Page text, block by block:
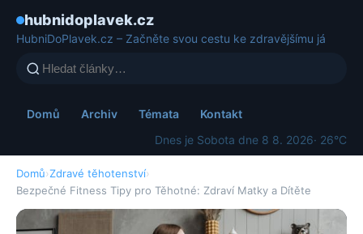
hubnidoplavek.cz
HubniDoPlavek.cz – Začněte svou cestu ke zdravějšímu já
Domů Archiv Témata
Kontakt
Dnes je Sobota dne 8 8. 2026· 26°C
Domů›Zdravé těhotenství›
Bezpečné Fitness Tipy pro Těhotné: Zdraví Matky a Dítěte